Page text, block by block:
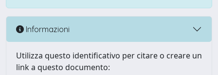
Informazioni
Utilizza questo identificativo per citare o creare un
link a questo documento: